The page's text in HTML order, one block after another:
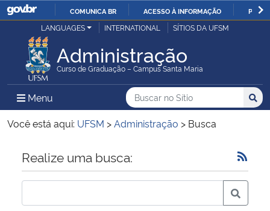
IR
O
COMUNICA BR ACESSO À INFORMAÇÃO
Ministério da Justiça e Segurança Pública
Ministério da Defesa
Ministério das Relações Exteriores
Ministério da Economia
Ministério da Infraestrutura
LANGUAGES INTERNATIONAL SÍTIOS DA UFSM
Administração
Curso de Graduação – Campus Santa Maria
Menu Menu Principal do Sítio
Busca
Buscar no no Sítio
Busca:
Você está aqui: UFSM >Administração > Busca
Início do conteúdo
Realize uma busca: